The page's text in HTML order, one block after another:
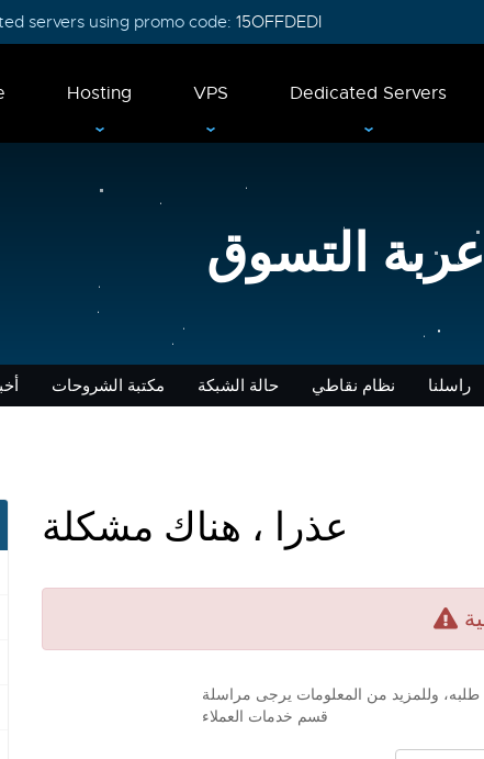
servers using promo code: 15OFFDEDI
Hosting VPS Dedicated Servers
عربة التسوق
مكتبة الشروحات حالة الشبكة نظام نقاطي راسلنا
عذرا ، هناك مشكلة
طلبه، وللمزيد من المعلومات يرجى مراسلة
قسم خدمات العملاء